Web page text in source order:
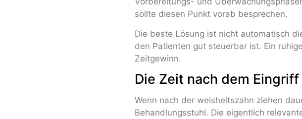
sollte diesen Punkt vorab besprechen.
Die beste Lösung ist nicht automatisch
den Patienten gut steuerbar ist. Ein
Zeitgewinn.
Die Zeit nach dem
Wenn nach der weisheitszahn ziehen
Behandlungsstuhl. Die eigentlich